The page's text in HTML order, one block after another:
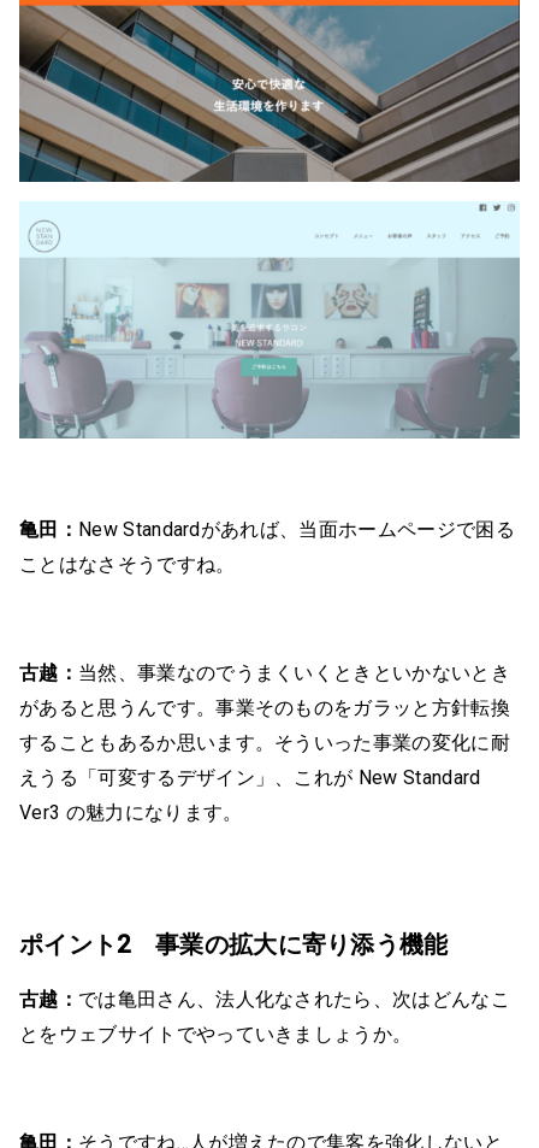
亀田： New Standardがあれば、当面ホームページで困る
ことはなさそうですね。
古越： 当然、事業なのでうまくいくときといかないとき
があると思うんです。事業そのものをガラッと方針転換
することもあるか思います。そういった事業の変化に耐
えうる「可変するデザイン」、これが New Standard
Ver3 の魅力になります。
ポイント2 事業の拡大に寄り添う機能
古越： では亀田さん、法人化なされたら、次はどんなこ
とをウェブサイトでやっていきましょうか。
亀田： そうですね…人が増えたので集客を強化しないと